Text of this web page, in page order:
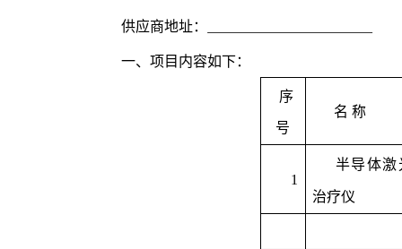
供应商地址：
一、项目内容如下：
序
号
名 称
1
半导体激
治疗仪